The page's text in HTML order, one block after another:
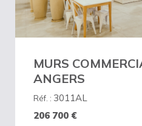
MURS
ANGERS
Réf. : 3011AL
206 700 €